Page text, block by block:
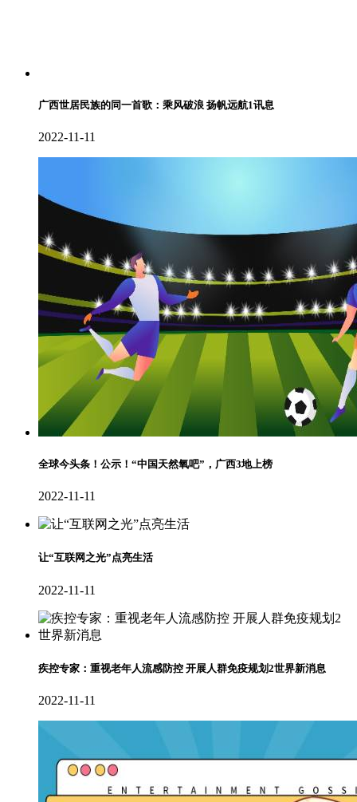
广西世居民族的同一首歌：乘风破浪 扬帆远航1讯息
2022-11-11
全球今头条！公示！“中国天然氧吧”，广西3地上榜
2022-11-11
让“互联网之光”点亮生活
2022-11-11
疾控专家：重视老年人流感防控 开展人群免疫规划2世界新消息
2022-11-11